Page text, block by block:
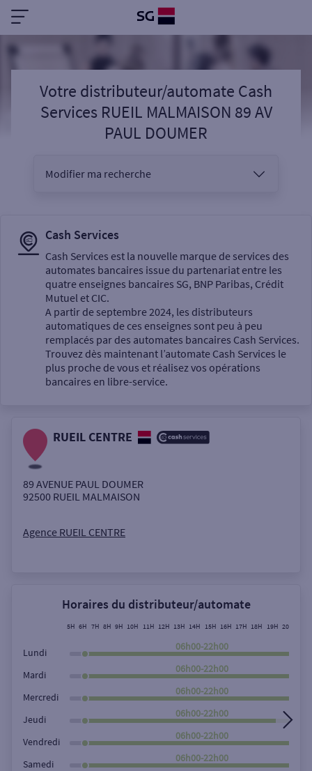
Votre distributeur/automate Cash
Services RUEIL MALMAISON 89 AV
PAUL DOUMER
Modifier ma recherche
Sélectionnez votre recherche
Un service
Autour de moi
Rechercher
Cash Services
Cash Services est la nouvelle marque de services des
automates bancaires issue du partenariat entre les
quatre enseignes bancaires SG, BNP Paribas, Crédit
Mutuel et CIC.
A partir de septembre 2024, les distributeurs
automatiques de ces enseignes sont peu à peu
remplacés par des automates bancaires Cash Services.
Trouvez dès maintenant l’automate Cash Services le
plus proche de vous et réalisez vos opérations
bancaires en libre-service.
RUEIL CENTRE
89 AVENUE PAUL DOUMER
92500 RUEIL MALMAISON
Agence RUEIL CENTRE
Horaires du distributeur/automate
5H 6H 7H 8H 9H 10H 11H 12H 13H 14H 15H 16H 17H 18H 19H 20H
Lundi
06h00-22h00
Mardi
06h00-22h00
Mercredi
06h00-22h00
Jeudi
06h00-22h00
Vendredi
06h00-22h00
Samedi
06h00-22h00